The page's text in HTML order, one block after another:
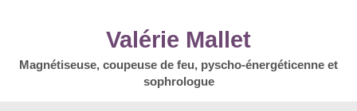
Valérie Mallet
Magnétiseuse, coupeuse de feu, pyscho-énergéticenne et
sophrologue